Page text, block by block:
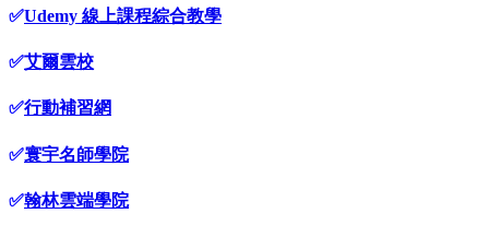
✅Udemy 線上課程綜合教學
✅艾爾雲校
✅行動補習網
✅寰宇名師學院
✅翰林雲端學院